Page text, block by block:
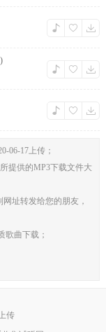
06-17上传；
提供的MP3下载文件大
网址转发给您的朋友，
歌曲下载；
传